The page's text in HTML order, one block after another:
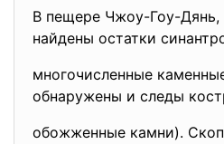
В пещере Чжоу-Гоу-Дянь,
найдены остатки
многочисленные
обнаружены и следы
обожженные камни).